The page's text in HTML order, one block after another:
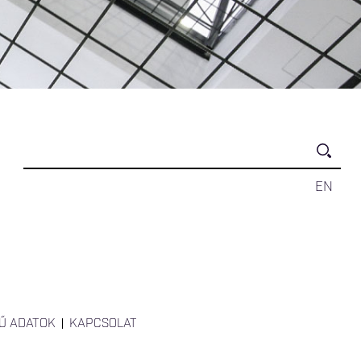
EN
ADATOK KAPCSOLAT